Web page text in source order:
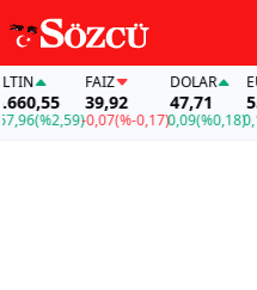
(%2,59)
FAİZ
39,92
-0,07(%-0,17)
DOLAR
47,71
0,09(%0,18)0,18